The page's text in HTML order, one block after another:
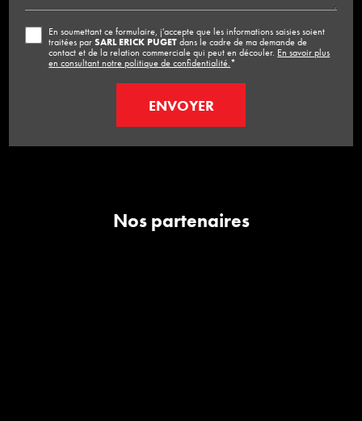
En soumettant ce formulaire, j'accepte que les informations saisies soient
traitées parSARL ERICK PUGETdans le cadre de ma demande de
contact et de la relation commerciale qui peut en découler. En savoir plus
en consultant notre politique de confidentialité.*
Nos partenaires